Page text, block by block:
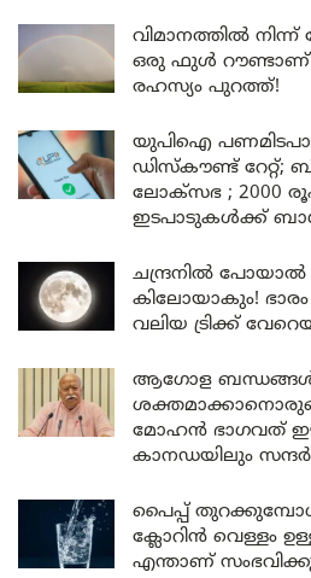
വിമാനത്തിൽ നിന്ന്
ഒരു ഫുൾ
രഹസ്യം പുറത്ത്!
യുപിഐ
ഡിസ്കൗണ്ട് റേറ്റ്;
ലോക്സഭ ; 2000
ഇടപാടുകൾക്ക്
ചന്ദ്രനിൽ പോയാൽ
കിലോയാകും!
വലിയ ട്രിക്ക്
ആഗോള
മോഹൻ ഭാഗവത്
കാനഡയിലും
പൈപ്പ്
ക്ലോറിൻ വെള്ളം
എന്താണ്